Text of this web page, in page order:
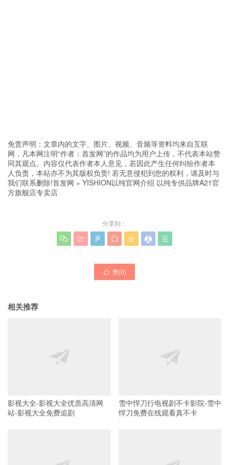
免责声明：文章内的文字、图片、视频、音频等资料均来自互联
网，凡本网注明“作者：首发网”的作品均为用户上传，不代表本站赞
同其观点。内容仅代表作者本人意见，若因此产生任何纠纷作者本
人负责，本站亦不为其版权负责! 若无意侵犯到您的权利，请及时与
我们联系删除!首发网 » YISHION以纯官网介绍 以纯专供品牌A21官
方旗舰店专卖店
分享到：
      
 赞(0)
相关推荐
影视大全-影视大全优质高清网
站-影视大全免费追剧
雪中悍刀行电视剧不卡影院-雪中
悍刀免费在线观看真不卡